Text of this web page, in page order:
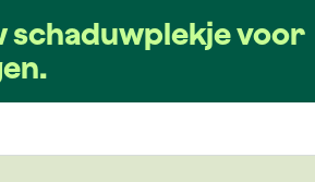
schaduwplekje voor